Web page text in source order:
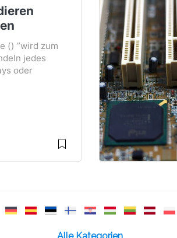
() ”wird zum
jedes
oder